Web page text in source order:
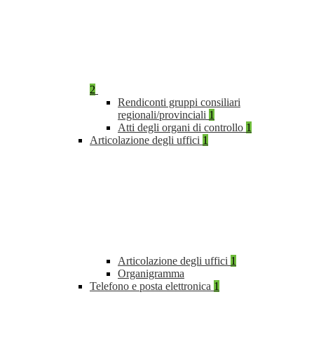
2
Rendiconti gruppi consiliari
regionali/provinciali 1
Atti degli organi di controllo 1
Articolazione degli uffici 1
Articolazione degli uffici 1
Organigramma
Telefono e posta elettronica 1